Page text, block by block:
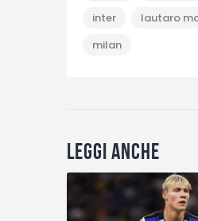
inter
lautaro
milan
Leggi anche